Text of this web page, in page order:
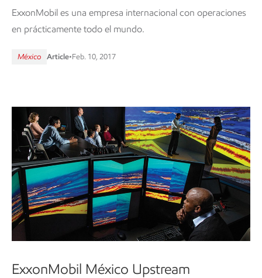
ExxonMobil es una empresa internacional con operaciones
en prácticamente todo el mundo.
México Article•Feb. 10, 2017
ExxonMobil México Upstream